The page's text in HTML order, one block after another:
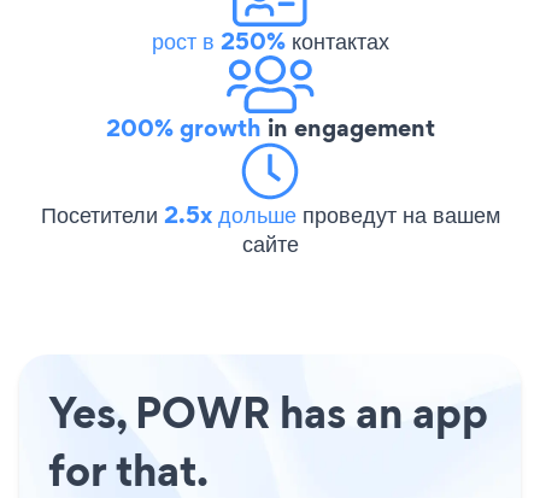
рост в 250%контактах
200% growth in engagement
Посетители 2.5x дольше проведут на вашем
сайте
Yes, POWR has an app
for that.